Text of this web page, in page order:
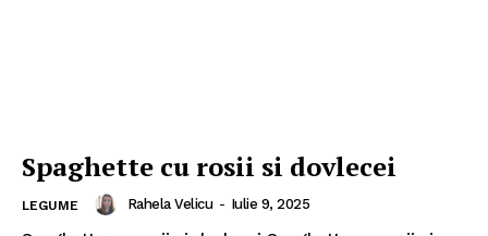
Spaghette cu rosii si dovlecei
LEGUME Rahela Velicu - Iulie 9, 2025